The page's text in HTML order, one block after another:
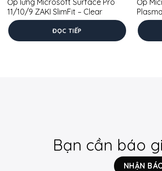
Ốp lưng Microsoft Surface Pro
11/10/9 ZAKI SlimFit – Clear
ĐỌC TIẾP
Ốp
Bạn cần báo
NHẬN